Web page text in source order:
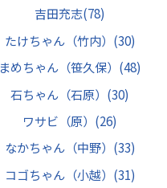
吉田充志(78)
たけちゃん（竹内） (30)
まめちゃん（笹久保） (48)
石ちゃん（石原） (30)
ワサビ（原） (26)
なかちゃん（中野） (33)
コゴちゃん（小越） (31)